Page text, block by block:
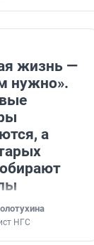
жизнь —
нужно».
а
НГС